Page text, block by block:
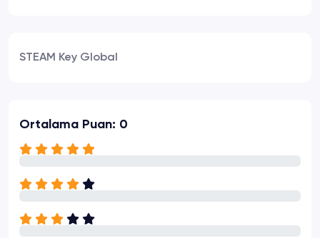
STEAM Key Global
Ortalama Puan: 0